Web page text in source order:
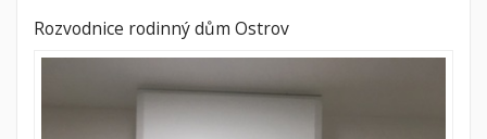
Rozvodnice rodinný dům Ostrov